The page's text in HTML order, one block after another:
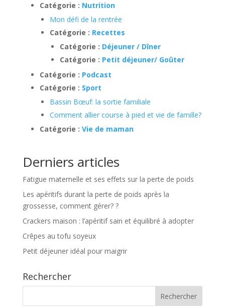
Catégorie : Nutrition
Mon défi de la rentrée
Catégorie : Recettes
Catégorie : Déjeuner / Dîner
Catégorie : Petit déjeuner/ Goûter
Catégorie : Podcast
Catégorie : Sport
Bassin Bœuf: la sortie familiale
Comment allier course à pied et vie de famille?
Catégorie : Vie de maman
Derniers articles
Fatigue maternelle et ses effets sur la perte de poids
Les apéritifs durant la perte de poids après la
grossesse, comment gérer? ?
Crackers maison : l’apéritif sain et équilibré à adopter
Crêpes au tofu soyeux
Petit déjeuner idéal pour maigrir
Rechercher